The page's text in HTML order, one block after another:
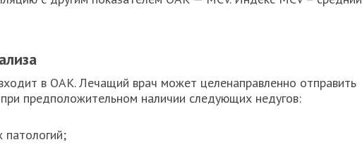
в ОАК. Лечащий врач может целенаправленно отправить
предположительном наличии следующих недугов:
патологий;